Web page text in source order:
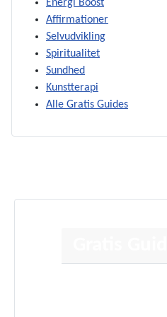
Energi Boost
Affirmationer
Selvudvikling
Spiritualitet
Sundhed
Kunstterapi
Alle Gratis Guides